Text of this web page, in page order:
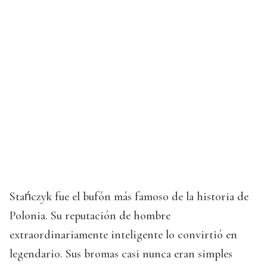
Stańczyk fue el bufón más famoso de la historia de
Polonia. Su reputación de hombre
extraordinariamente inteligente lo convirtió en
legendario. Sus bromas casi nunca eran simples